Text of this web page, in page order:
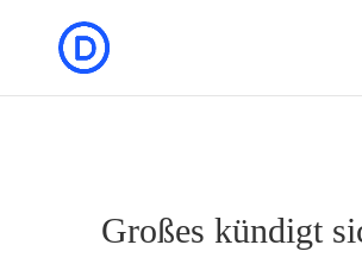
Großes kündigt